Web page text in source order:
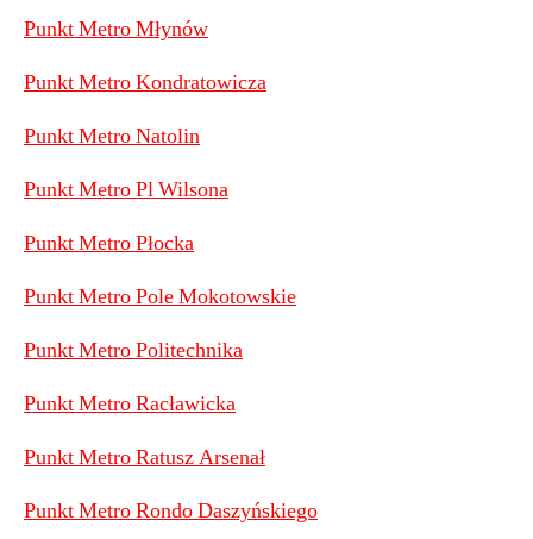
Punkt Metro Młynów
Punkt Metro Kondratowicza
Punkt Metro Natolin
Punkt Metro Pl Wilsona
Punkt Metro Płocka
Punkt Metro Pole Mokotowskie
Punkt Metro Politechnika
Punkt Metro Racławicka
Punkt Metro Ratusz Arsenał
Punkt Metro Rondo Daszyńskiego